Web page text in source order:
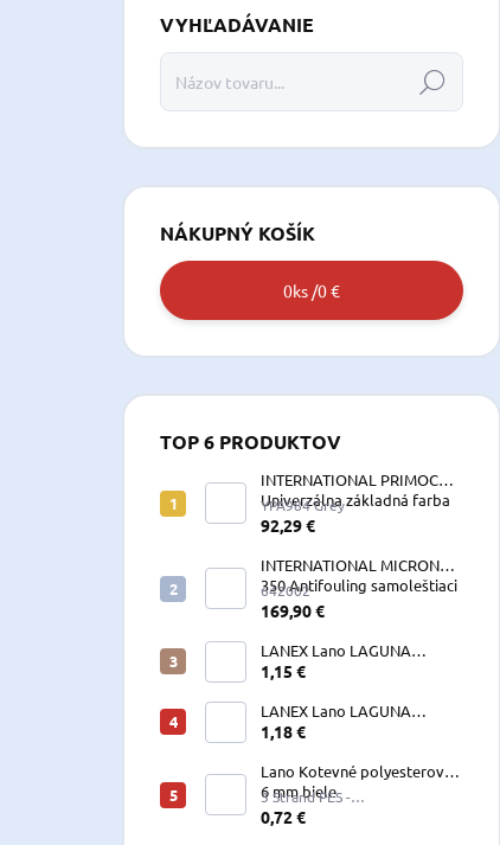
VYHĽADÁVANIE
Hľadať
NÁKUPNÝ KOŠÍK
0ks /0 €
TOP 6 PRODUKTOV
INTERNATIONAL PRIMOCON
Univerzálna základná farba
2,5 L sivá
YPA984 Grey
92,29 €
INTERNATIONAL MICRON
350 Antifouling samoleštiaci
2,5 L
642002
169,90 €
LANEX Lano LAGUNA
vyväzovacie, kotevné
1,15 €
LANEX Lano LAGUNA
vyväzovacie, kotevné
1,18 €
Lano Kotevné polyesterové
6 mm biele
3 Strand PES -
W060LKE5A200R (122060)
0,72 €